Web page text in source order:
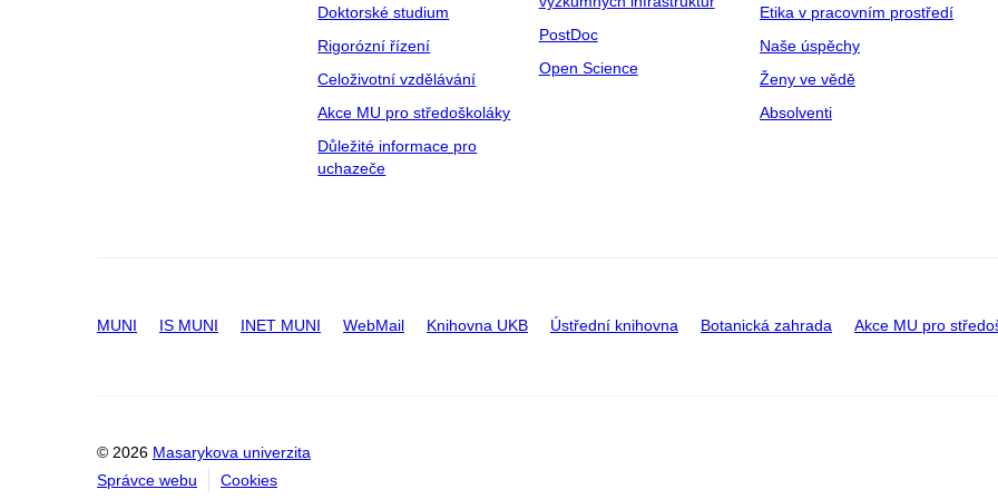
Doktorské studium
Rigorózní řízení
Celoživotní vzdělávání
Akce MU pro středoškoláky
Důležité informace pro
uchazeče
PostDoc
Open Science
Etika v pracovním prostředí
Naše úspěchy
Ženy ve vědě
Absolventi
MUNI IS MUNI INET MUNI WebMail Knihovna UKB Ústřední knihovna Botanická zahrada Akce MU pro
© 2026 Masarykova univerzita
Správce webu
Cookies